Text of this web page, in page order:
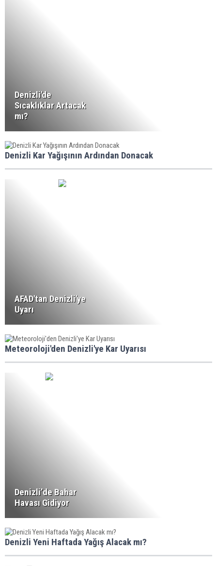
Denizli'de
Sıcaklıklar Artacak
mı?
Denizli Kar Yağışının Ardından Donacak
AFAD'tan Denizli'ye
Uyarı
Meteoroloji'den Denizli'ye Kar Uyarısı
Denizli’de Bahar
Havası Gidiyor
Denizli Yeni Haftada Yağış Alacak mı?